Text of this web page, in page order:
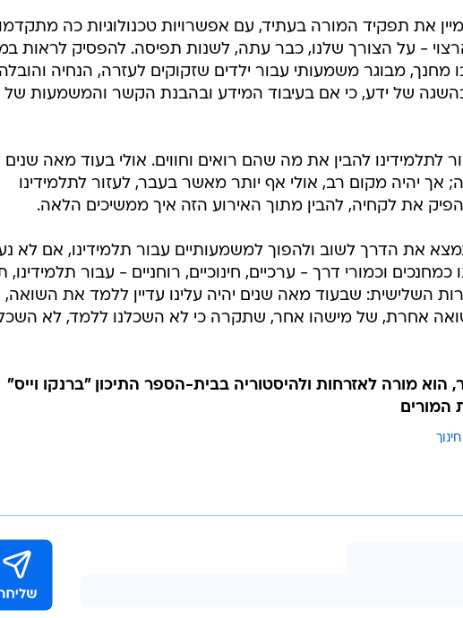
את תפקיד המורה בעתיד, עם אפשרויות טכנולוגיות כה
הרצוי - על הצורך שלנו, כבר עתה, לשנות תפיסה. להפסיק לראות
מחנך, מבוגר משמעותי עבור ילדים שזקוקים לעזרה, הנחיה
של ידע, כי אם בעיבוד המידע ובהבנת הקשר והמשמעות של
לתלמידינו להבין את מה שהם רואים וחווים. אולי בעוד מאה
אך יהיה מקום רב, אולי אף יותר מאשר בעבר, לעזור לתלמידינו
את לקחיה, להבין מתוך האירוע הזה איך ממשיכים הלאה.
את הדרך לשוב ולהפוך למשמעותיים עבור תלמידינו, אם לא
וכמורי דרך - ערכיים, חינוכיים, רוחניים - עבור תלמידינו,
השלישית: שבעוד מאה שנים יהיה עלינו עדיין ללמד את השואה,
אחרת, של מישהו אחר, שתקרה כי לא השכלנו ללמד, לא
הוא מורה לאזרחות ולהיסטוריה בבית-הספר התיכון "ברנקו וייס"
המורים
חינוך